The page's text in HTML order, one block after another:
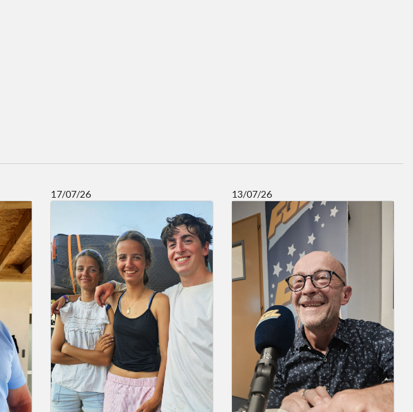
17/07/26 13/07/26